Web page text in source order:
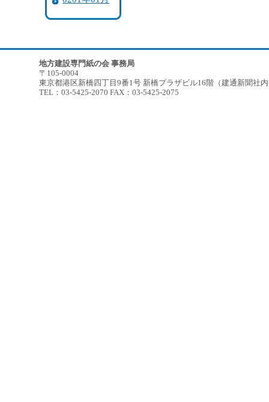
地方建設専門紙の会 事務局
〒105-0004
東京都港区新橋四丁目9番1号 新橋プラザビル16階（建通新聞社
TEL：03-5425-2070 FAX：03-5425-2075